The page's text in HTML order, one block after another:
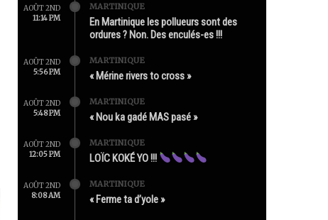
AOÛT 2ND
11:14 PM
MARTINIQUE
En Martinique les pollueurs sont des
ordures ? Non. Des enculés-es !!!
AOÛT 2ND
5:56 PM
MARTINIQUE
« Mérine rivers to cross »
AOÛT 2ND
5:48 PM
MARTINIQUE
« Nou ka gadé MAS pasé »
AOÛT 2ND
12:05 PM
MARTINIQUE
LOÏC KOKÉ YO !!!
AOÛT 2ND
8:08 AM
MARTINIQUE
« Ferme ta d’yole »